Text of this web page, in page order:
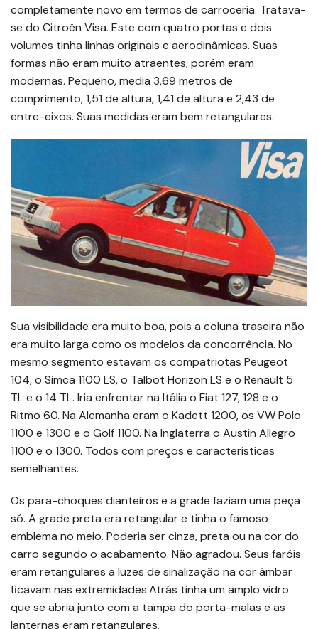
completamente novo em termos de carroceria. Tratava-
se do Citroën Visa. Este com quatro portas e dois
volumes tinha linhas originais e aerodinâmicas. Suas
formas não eram muito atraentes, porém eram
modernas. Pequeno, media 3,69 metros de
comprimento, 1,51 de altura, 1,41 de altura e 2,43 de
entre-eixos. Suas medidas eram bem retangulares.
Sua visibilidade era muito boa, pois a coluna traseira não
era muito larga como os modelos da concorrência. No
mesmo segmento estavam os compatriotas Peugeot
104, o Simca 1100 LS, o Talbot Horizon LS e o Renault 5
TL e o 14 TL. Iria enfrentar na Itália o Fiat 127, 128 e o
Ritmo 60. Na Alemanha eram o Kadett 1200, os VW Polo
1100 e 1300 e o Golf 1100. Na Inglaterra o Austin Allegro
1100 e o 1300. Todos com preços e características
semelhantes.
Os para-choques dianteiros e a grade faziam uma peça
só. A grade preta era retangular e tinha o famoso
emblema no meio. Poderia ser cinza, preta ou na cor do
carro segundo o acabamento. Não agradou. Seus faróis
eram retangulares a luzes de sinalização na cor âmbar
ficavam nas extremidades.Atrás tinha um amplo vidro
que se abria junto com a tampa do porta-malas e as
lanternas eram retangulares.